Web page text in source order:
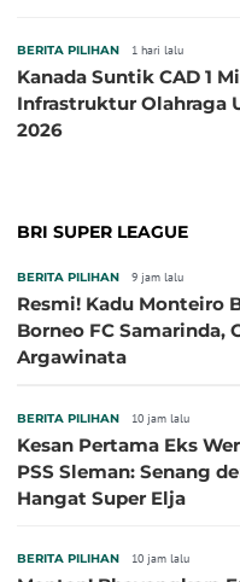
BERITA PILIHAN 1 hari lalu
Kanada Suntik CAD 1
Infrastruktur Olahraga
2026
BRI SUPER LEAGUE
BERITA PILIHAN 9 jam lalu
Resmi! Kadu Monteiro
Borneo FC Samarinda,
Argawinata
BERITA PILIHAN 10 jam lalu
Kesan Pertama Eks
PSS Sleman: Senang
Hangat Super Elja
BERITA PILIHAN 10 jam lalu